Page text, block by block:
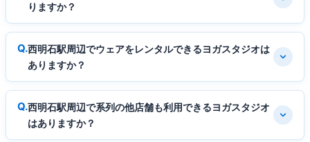
りますか？
西明石駅周辺でウェアをレンタルできるヨガスタジオは
ありますか？
西明石駅周辺で系列の他店舗も利用できるヨガスタジオ
はありますか？